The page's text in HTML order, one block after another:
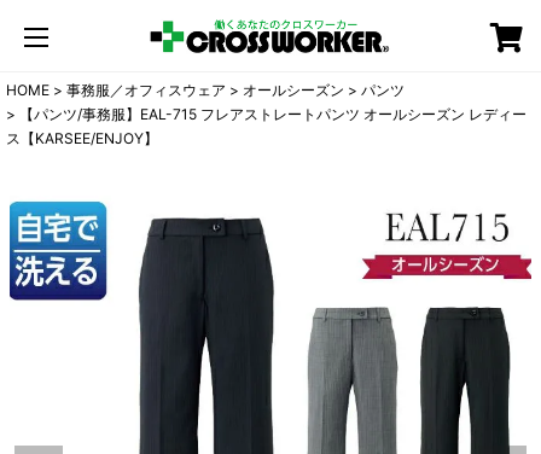
HOME 事務服／オフィスウェア オールシーズン
パンツ
【パンツ/事務服】EAL-715 フレアストレートパンツ オールシーズン レディー
ス【KARSEE/ENJOY】